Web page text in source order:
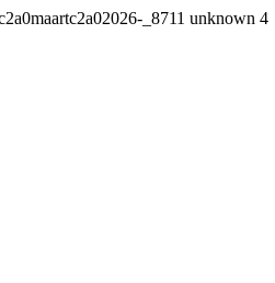
_8711 unknown 4